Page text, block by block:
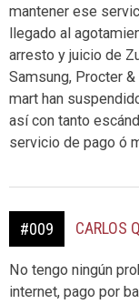
mantener ese
llegado al
arresto y juicio de
Samsung, Procter
mart han
así con tanto
servicio de pago ó
#009 CARLOS
No tengo ningún
internet, pago por